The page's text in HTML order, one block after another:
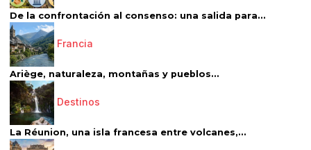
De la confrontación al consenso: una salida para...
Francia
Ariège, naturaleza, montañas y pueblos...
Destinos
La Réunion, una isla francesa entre volcanes,...